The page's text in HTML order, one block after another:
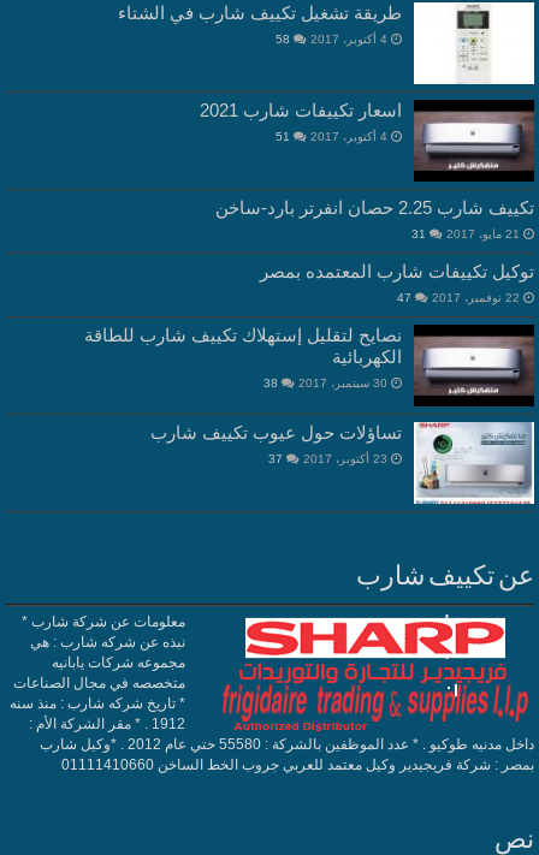
طريقة تشغيل تكييف شارب في الشتاء
4 أكتوبر، 2017 58
اسعار تكييفات شارب 2021
4 أكتوبر، 2017 51
تكييف شارب 2.25 حصان انفرتر بارد-ساخن
21 مايو، 2017 31
توكيل تكييفات شارب المعتمده بمصر
22 نوفمبر، 2017 47
نصايح لتقليل إستهلاك تكييف شارب للطاقة
الكهربائية
30 سبتمبر، 2017 38
تساؤلات حول عيوب تكييف شارب
23 أكتوبر، 2017 37
عن تكييف شارب
معلومات عن شركة شارب *
نبذه عن شركه شارب : هي
مجموعه شركات يابانيه
متخصصه في مجال الصناعات
* تاريخ شركه شارب : منذ سنه
1912 . * مقر الشركة الأم :
داخل مدنيه طوكيو . * عدد الموظفين بالشركة : 55580 حتي عام 2012 . *وكيل شارب
بمصر : شركة فريجيدير وكيل معتمد للعربي جروب الخط الساخن 01111410660
نص